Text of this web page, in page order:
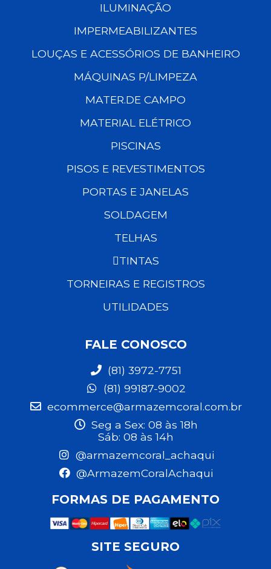
ILUMINAÇÃO
IMPERMEABILIZANTES
LOUÇAS E ACESSÓRIOS DE BANHEIRO
MÁQUINAS P/LIMPEZA
MATER.DE CAMPO
MATERIAL ELÉTRICO
PISCINAS
PISOS E REVESTIMENTOS
PORTAS E JANELAS
SOLDAGEM
TELHAS
TINTAS
TORNEIRAS E REGISTROS
UTILIDADES
FALE CONOSCO
(81) 3972-7751
(81) 99187-9002
ecommerce@armazemcoral.com.br
Seg a Sex: 08 às 18h
Sáb: 08 às 14h
@armazemcoral_achaqui
@ArmazemCoralAchaqui
FORMAS DE PAGAMENTO
SITE SEGURO